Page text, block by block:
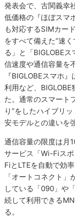
発表会で、古関義幸
低価格の『ほぼスマ
も対応するSIMカー
をすべて備えた“速
る」と「BIGLOBE
信速度や通信容量を
『BIGLOBEスマホ
利用など、
た。通常のスマート
り”をしたハイブリ
安モデルとの違いを
通信容量の限度は月
サービス「Wi-Fiス
FiとLTEを自動で効
「オートコネクト
している「090」や
続して利用できる
る。